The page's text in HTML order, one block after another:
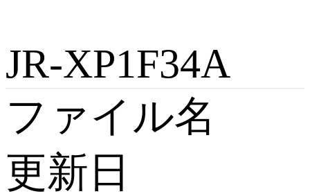
JR-XP1F34A
ファイル名
更新日